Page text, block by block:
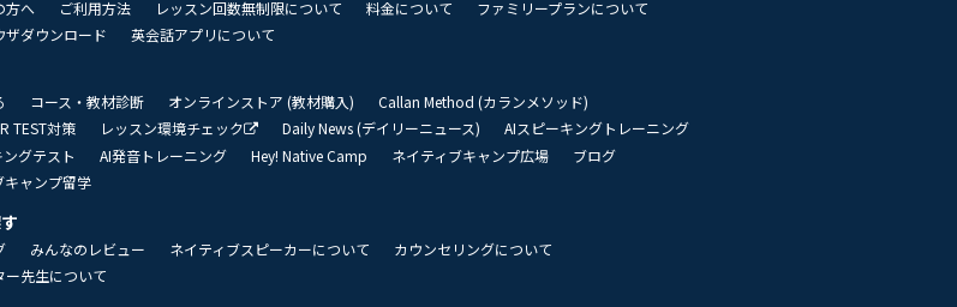
方へ ご利用方法 レッスン回数無制限について 料金について
ファミリープランについて
ザダウンロード
英会話アプリについて
コース・教材診断 オンラインストア (教材購入)
Callan Method (カランメソッド)
TEST対策
レッスン環境チェック Daily News (デイリーニュース)
AIスピーキングトレーニング
グテスト
AI発音トレーニング Hey! Native Camp ネイティブキャンプ広場
ブログ
キャンプ留学
みんなのレビュー ネイティブスピーカーについて
カウンセリングについて
ー先生について